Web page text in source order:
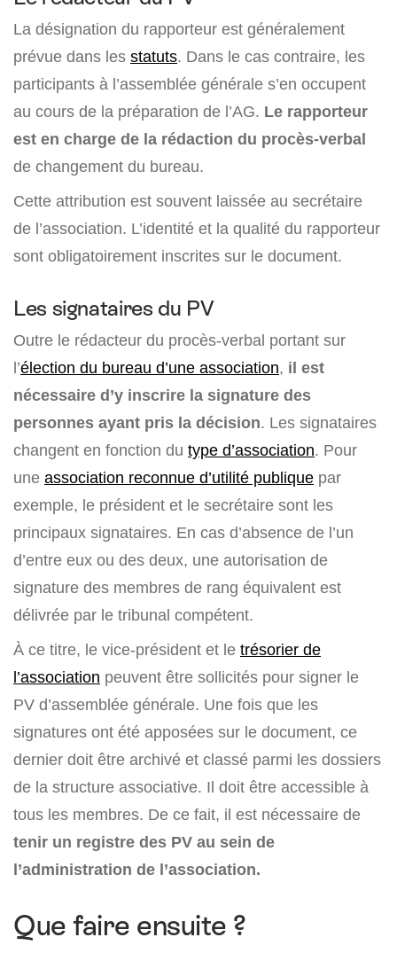
La désignation du rapporteur est généralement
prévue dans les statuts. Dans le cas contraire, les
participants à l’assemblée générale s’en occupent
au cours de la préparation de l’AG. Le rapporteur
est en charge de la rédaction du procès-verbal
de changement du bureau.
Cette attribution est souvent laissée au secrétaire
de l’association. L’identité et la qualité du rapporteur
sont obligatoirement inscrites sur le document.
Les signataires du PV
Outre le rédacteur du procès-verbal portant sur
l’élection du bureau d’une association, il est
nécessaire d’y inscrire la signature des
personnes ayant pris la décision. Les signataires
changent en fonction du type d’association. Pour
une association reconnue d’utilité publique par
exemple, le président et le secrétaire sont les
principaux signataires. En cas d’absence de l’un
d’entre eux ou des deux, une autorisation de
signature des membres de rang équivalent est
délivrée par le tribunal compétent.
À ce titre, le vice-président et le trésorier de
l’association peuvent être sollicités pour signer le
PV d’assemblée générale. Une fois que les
signatures ont été apposées sur le document, ce
dernier doit être archivé et classé parmi les dossiers
de la structure associative. Il doit être accessible à
tous les membres. De ce fait, il est nécessaire de
tenir un registre des PV au sein de
l’administration de l’association.
Que faire ensuite ?